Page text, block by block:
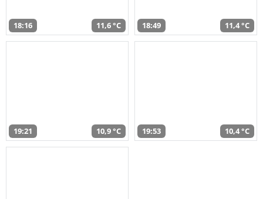
18:16 11,6 °C 18:49 11,4 °C
19:21 10,9 °C 19:53 10,4 °C